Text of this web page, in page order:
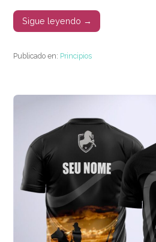
Sigue leyendo →
Publicado en: Principios